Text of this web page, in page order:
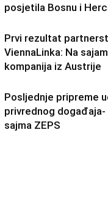
posjetila Bosnu i
Prvi rezultat
ViennaLinka: Na
kompanija iz Austrije
Posljednje pripreme
privrednog događaja-
sajma ZEPS